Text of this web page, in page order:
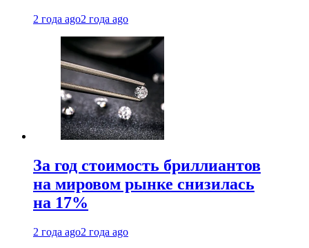
2 года ago2 года ago
За год стоимость бриллиантов
на мировом рынке снизилась
на 17%
2 года ago2 года ago